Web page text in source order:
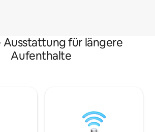
Ausstattung für längere
Aufenthalte